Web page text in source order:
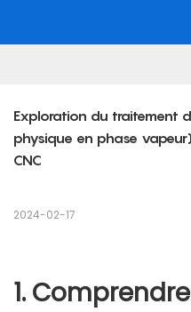
Exploration du traitement
physique en phase
CNC
2024-02-17
1.